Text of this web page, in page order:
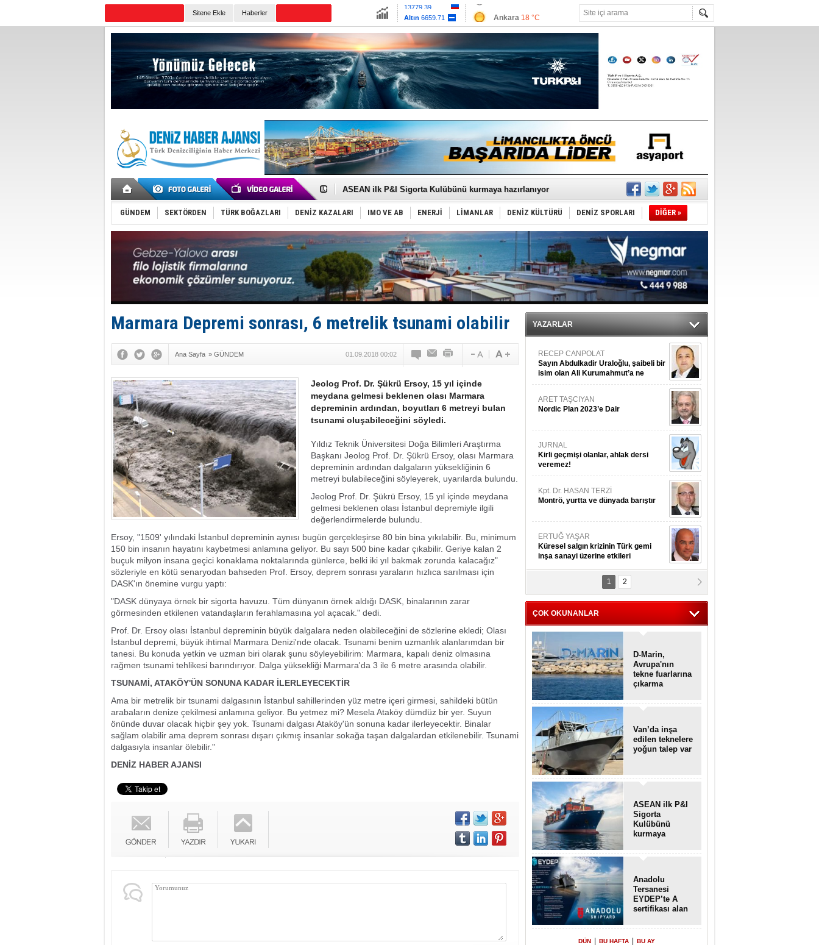
Sitene Ekle Haberler
Euro55.1258
Ankara 18 °C
Antalya26 °C
Muğla 19 °C
Çanakkale 20 °C
D-Marin, Avrupa'nın tekne fuarlarına çıkarma yapacak
ASEAN ilk P&I Sigorta Kulübünü kurmaya hazırlanıyor
TAYK - Eker Olympos Regatta'da ilk start!
İstanbul ve Çanakkale: 6 ayda 40.000 gemi
TEKNOFEST ‘Mavi Vatan’ ziyaretçi kayıtları başladı!
Tersane işçilerinin direnişi, kazanımla sonuçlandı
İngiliz aktivistler, gemide mahsur kaldı!
FESCO, Karadeniz'de yeni sevkiyat taleplerini durdurdu
DESE, BIMCO’ya katıldı
GİMBİRDER gemi inşa yan sanayinin sorunlarını tartıştı
35 milyon TL'lik tekne projesinde karar çıktı
İnsansız cankurtaran ihalesini BlueForge kazandı
Anadolu Tersanesi EYDEP’te A sertifikası alan ilk tersane oldu
GÜNDEM SEKTÖRDEN TÜRK BOĞAZLARI DENİZ KAZALARI IMO VE AB ENERJİ LİMANLAR DENİZ KÜLTÜRÜ DENİZ SPORLARI DİĞER »
Marmara Depremi sonrası, 6 metrelik tsunami olabilir
Ana Sayfa » GÜNDEM 01.09.2018 00:02
Jeolog Prof. Dr. Şükrü Ersoy, 15 yıl içinde
meydana gelmesi beklenen olası Marmara
depreminin ardından, boyutları 6 metreyi bulan
tsunami oluşabileceğini söyledi.
Yıldız Teknik Üniversitesi Doğa Bilimleri Araştırma
Başkanı Jeolog Prof. Dr. Şükrü Ersoy, olası Marmara
depreminin ardından dalgaların yüksekliğinin 6
metreyi bulabileceğini söyleyerek, uyarılarda bulundu.
Jeolog Prof. Dr. Şükrü Ersoy, 15 yıl içinde meydana
gelmesi beklenen olası İstanbul depremiyle ilgili
değerlendirmelerde bulundu.
Ersoy, "1509' yılındaki İstanbul depreminin aynısı bugün gerçekleşirse 80 bin bina yıkılabilir. Bu, minimum
150 bin insanın hayatını kaybetmesi anlamına geliyor. Bu sayı 500 bine kadar çıkabilir. Geriye kalan 2
buçuk milyon insana geçici konaklama noktalarında günlerce, belki iki yıl bakmak zorunda kalacağız"
sözleriyle en kötü senaryodan bahseden Prof. Ersoy, deprem sonrası yaraların hızlıca sarılması için
DASK'ın önemine vurgu yaptı:
"DASK dünyaya örnek bir sigorta havuzu. Tüm dünyanın örnek aldığı DASK, binalarının zarar
görmesinden etkilenen vatandaşların ferahlamasına yol açacak." dedi.
Prof. Dr. Ersoy olası İstanbul depreminin büyük dalgalara neden olabileceğini de sözlerine ekledi; Olası
İstanbul depremi, büyük ihtimal Marmara Denizi'nde olacak. Tsunami benim uzmanlık alanlarımdan bir
tanesi. Bu konuda yetkin ve uzman biri olarak şunu söyleyebilirim: Marmara, kapalı deniz olmasına
rağmen tsunami tehlikesi barındırıyor. Dalga yüksekliği Marmara'da 3 ile 6 metre arasında olabilir.
TSUNAMİ, ATAKÖY'ÜN SONUNA KADAR İLERLEYECEKTİR
Ama bir metrelik bir tsunami dalgasının İstanbul sahillerinden yüz metre içeri girmesi, sahildeki bütün
arabaların denize çekilmesi anlamına geliyor. Bu yetmez mi? Mesela Ataköy dümdüz bir yer. Suyun
önünde duvar olacak hiçbir şey yok. Tsunami dalgası Ataköy'ün sonuna kadar ilerleyecektir. Binalar
sağlam olabilir ama deprem sonrası dışarı çıkmış insanlar sokağa taşan dalgalardan etkilenebilir. Tsunami
dalgasıyla insanlar ölebilir."
DENİZ HABER AJANSI
YAZARLAR
RECEP CANPOLAT
Sayın Abdulkadir Uraloğlu, şaibeli bir
isim olan Ali Kurumahmut’a ne
danışıyorsunuz?
ARET TAŞCIYAN
Nordic Plan 2023’e Dair
JURNAL
Kirli geçmişi olanlar, ahlak dersi
veremez!
Kpt. Dr. HASAN TERZİ
Montrö, yurtta ve dünyada barıştır
ERTUĞ YAŞAR
Küresel salgın krizinin Türk gemi
inşa sanayi üzerine etkileri
Kpt. MESUT AZMİ GÖKSOY
ithafen...
1 2
ÇOK OKUNANLAR
D-Marin,
Avrupa'nın
tekne fuarlarına
çıkarma
Van’da inşa
edilen teknelere
yoğun talep var
ASEAN ilk P&I
Sigorta
Kulübünü
kurmaya
Anadolu
Tersanesi
EYDEP’te A
sertifikası alan
DÜN BU HAFTA BU AY